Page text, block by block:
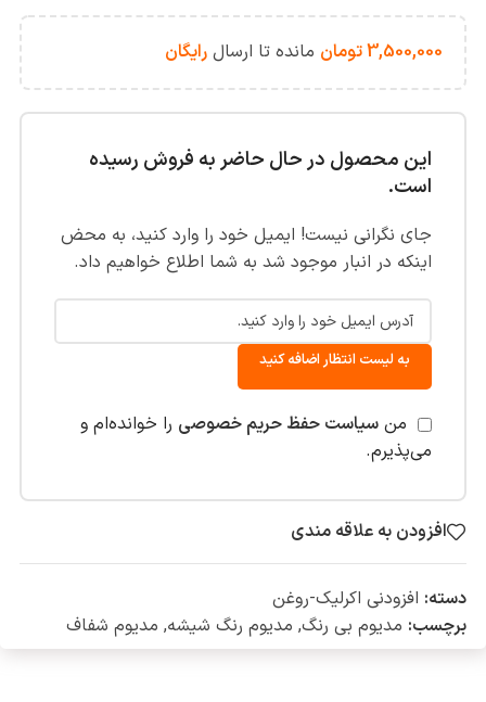
3,500,000تومان مانده تا ارسال رایگان
این محصول در حال حاضر به فروش رسیده
است.
جای نگرانی نیست! ایمیل خود را وارد کنید، به محض
اینکه در انبار موجود شد به شما اطلاع خواهیم داد.
به لیست انتظار اضافه کنید
من سیاست حفظ حریم خصوصی را خوانده‌ام و
می‌پذیرم.
افزودن به علاقه مندی
دسته: افزودنی اکرلیک-روغن
برچسب: مدیوم بی رنگ, مدیوم رنگ شیشه, مدیوم شفاف